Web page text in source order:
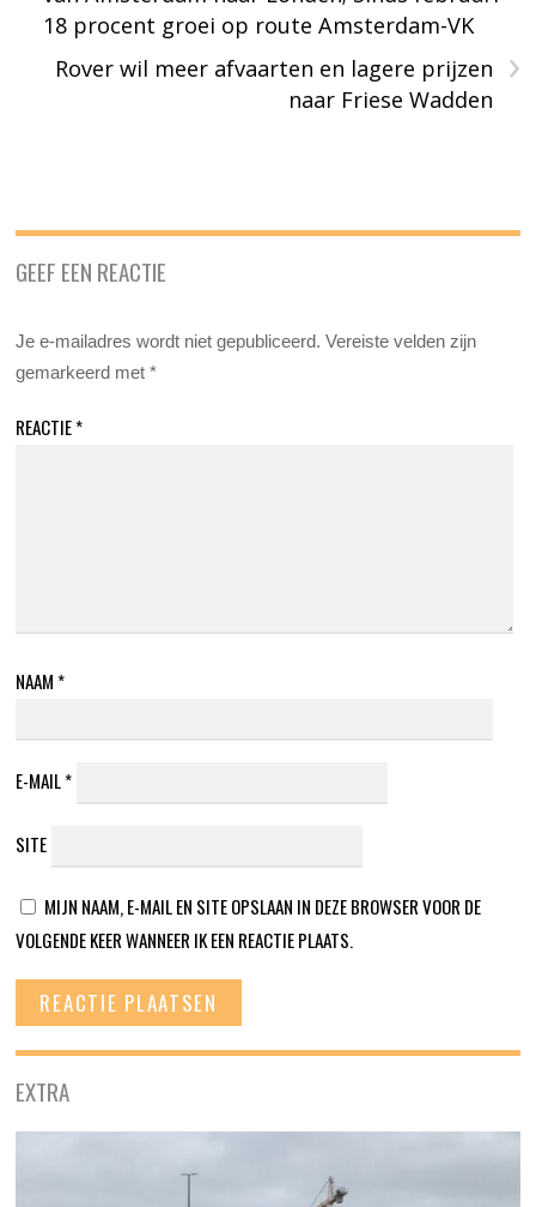
18 procent groei op route Amsterdam-VK
›
Rover wil meer afvaarten en lagere prijzen
naar Friese Wadden
GEEF EEN REACTIE
Je e-mailadres wordt niet gepubliceerd. Vereiste velden zijn
gemarkeerd met*
REACTIE*
NAAM *
E-MAIL*
SITE
MIJN NAAM, E-MAIL EN SITE OPSLAAN IN DEZE BROWSER VOOR DE
VOLGENDE KEER WANNEER IK EEN REACTIE PLAATS.
EXTRA